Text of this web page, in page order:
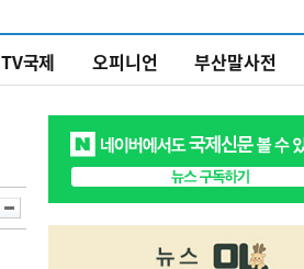
TV국제 오피니언 부산말사전